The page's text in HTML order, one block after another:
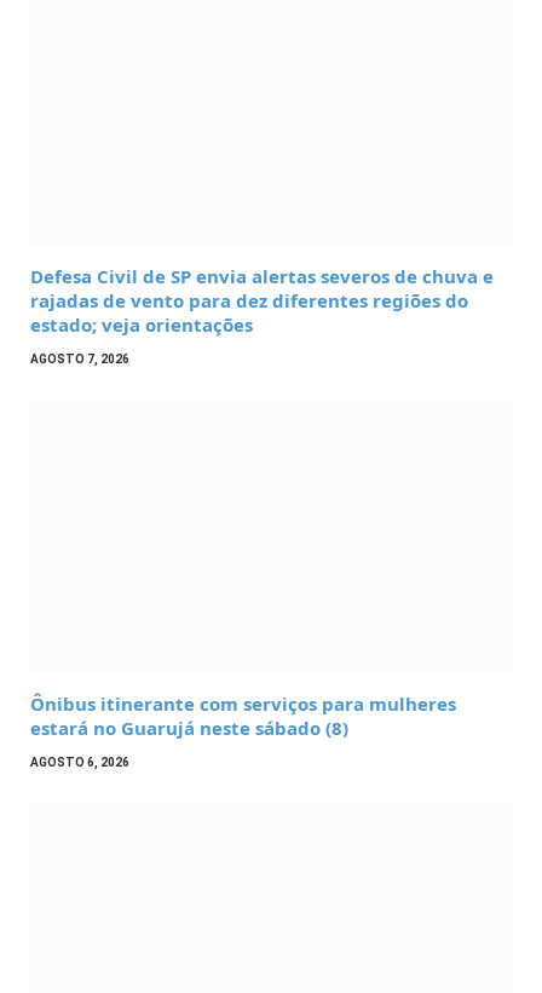
Defesa Civil de SP envia alertas severos de chuva e
rajadas de vento para dez diferentes regiões do
estado; veja orientações
AGOSTO 7, 2026
Ônibus itinerante com serviços para mulheres
estará no Guarujá neste sábado (8)
AGOSTO 6, 2026